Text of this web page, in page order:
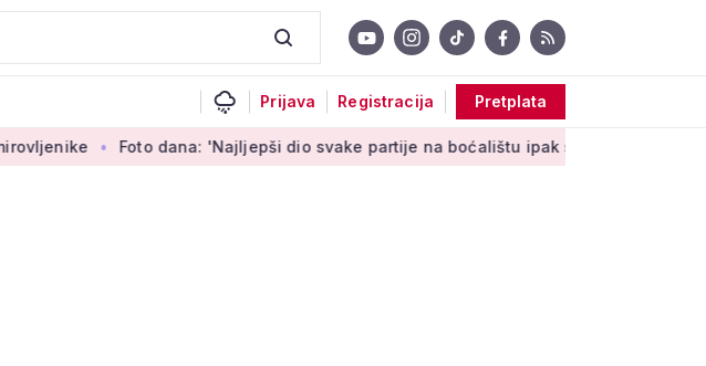
Prijava Registracija Pretplata
Foto dana: 'Najljepši dio svake partije na boćalištu ipak su zajednički trenuci'